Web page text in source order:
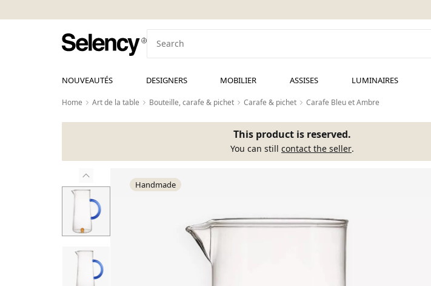
NOUVEAUTÉS DESIGNERS MOBILIER ASSISES LUMINAIRES
Home Art de la table Bouteille, carafe & pichet Carafe & pichet Carafe Bleu et Ambre
This product is reserved.
You can still contact the seller.
Handmade